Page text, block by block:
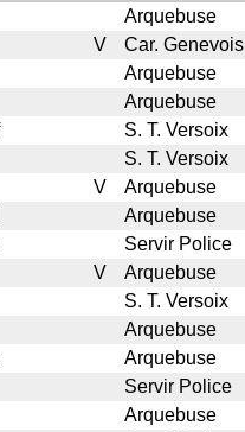
Arquebuse
V Car. Genevois
Arquebuse
Arquebuse
S. T. Versoix
S. T. Versoix
V Arquebuse
Arquebuse
Servir Police
V Arquebuse
S. T. Versoix
Arquebuse
Arquebuse
Servir Police
Arquebuse